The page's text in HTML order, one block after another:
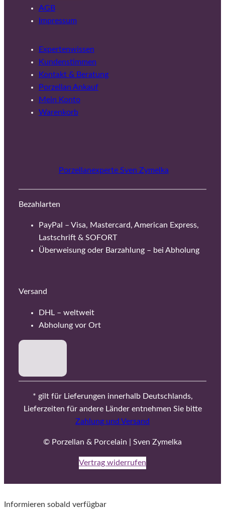
AGB
Impressum
Expertenwissen
Kundenstimmen
Kontakt & Beratung
Porzellan Ankauf
Mein Konto
Warenkorb
Porzellanexperte Sven Zymelka
Bezahlarten
PayPal – Visa, Mastercard, American Express,
Lastschrift & SOFORT
Überweisung oder Barzahlung – bei Abholung
Versand
DHL – weltweit
Abholung vor Ort
* gilt für Lieferungen innerhalb Deutschlands,
Lieferzeiten für andere Länder entnehmen Sie bitte
Zahlung und Versand
© Porzellan & Porcelain | Sven Zymelka
Vertrag widerrufen
Informieren sobald verfügbar